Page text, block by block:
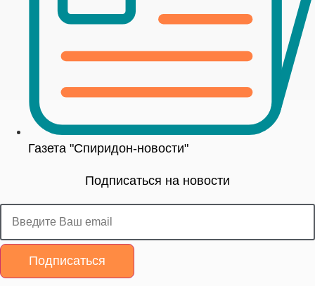
Газета "Спиридон-новости"
Подписаться на новости
Подписаться